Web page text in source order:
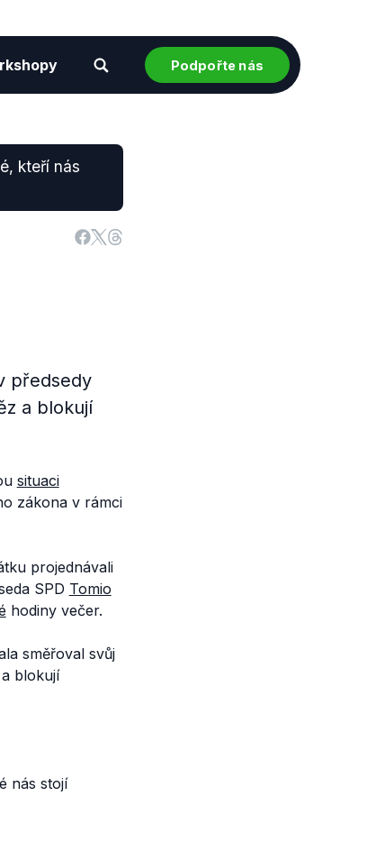
Podpořte nás
kteří nás
předsedy
a blokují
situaci
zákona v rámci
projednávali
SPD Tomio
hodiny večer.
směřoval svůj
blokují
nás stojí